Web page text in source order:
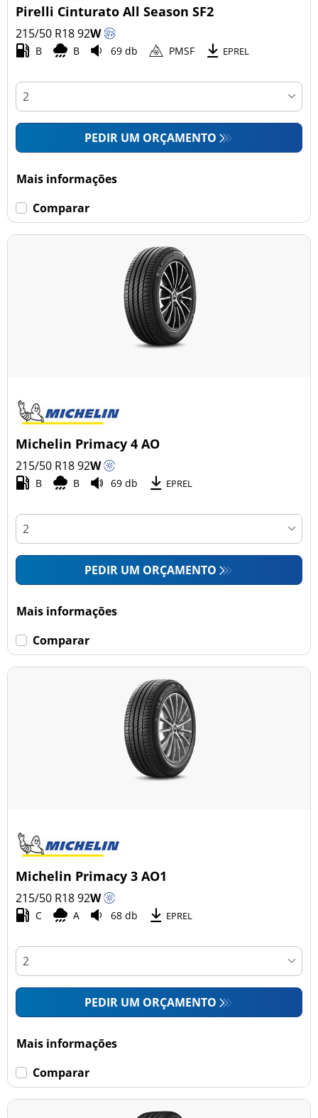
Pirelli Cinturato All Season SF2
215/50 R1892W
B B 69 db PMSF EPREL
PEDIR UM ORÇAMENTO
Mais informações
Comparar
Michelin Primacy 4 AO
215/50 R1892W
B B 69 db EPREL
PEDIR UM ORÇAMENTO
Mais informações
Comparar
Michelin Primacy 3 AO1
215/50 R1892W
C A 68 db EPREL
PEDIR UM ORÇAMENTO
Mais informações
Comparar